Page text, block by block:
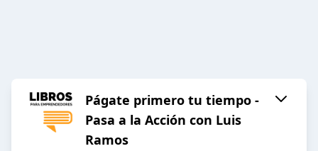
Págate primero tu tiempo -
Pasa a la Acción con Luis
Ramos